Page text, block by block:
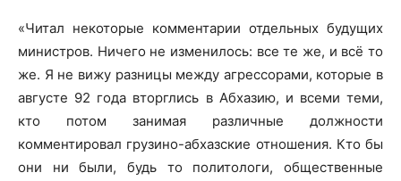
«Читал некоторые комментарии отдельных будущих
министров. Ничего не изменилось: все те же, и всё то
же. Я не вижу разницы между агрессорами, которые в
августе 92 года вторглись в Абхазию, и всеми теми,
кто потом занимая различные должности
комментировал грузино-абхазские отношения. Кто бы
они ни были, будь то политологи, общественные